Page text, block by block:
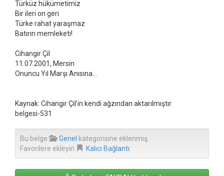
Türküz hükümetimiz
Bir ileri on geri
Türke rahat yaraşmaz
Batırın memleketi!
Cihangir Çil
11.07.2001, Mersin
Onuncu Yıl Marşı Anısına…
Kaynak: Cihangir Çil’in kendi ağzından aktarılmıştır.
belgesi-531
Bu belge Genel kategorisine eklenmiş.
Favorilere ekleyin
Kalıcı Bağlantı